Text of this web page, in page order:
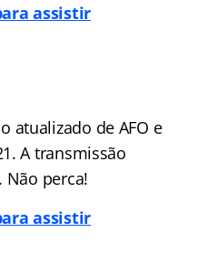
assistir
atualizado de AFO e
A transmissão
Não perca!
assistir